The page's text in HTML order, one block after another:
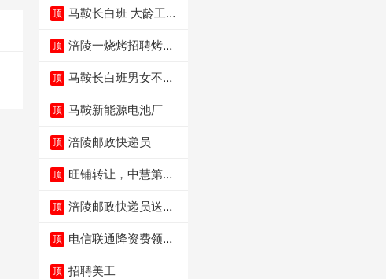
顶 马鞍长白班 大龄工大
顶 涪陵一烧烤招聘烤工
顶 马鞍长白班男女不限
顶 马鞍新能源电池厂
顶 涪陵邮政快递员
顶 旺铺转让，中慧第一
顶 涪陵邮政快递员送货
顶 电信联通降资费领价
顶 招聘美工